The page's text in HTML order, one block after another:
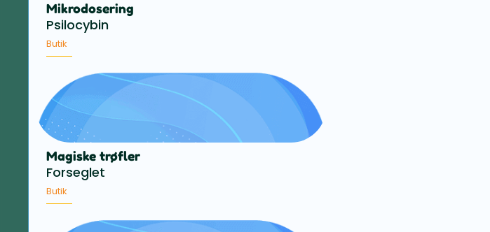
Mikrodosering
Psilocybin
Butik
Magiske trøfler
Forseglet
Butik